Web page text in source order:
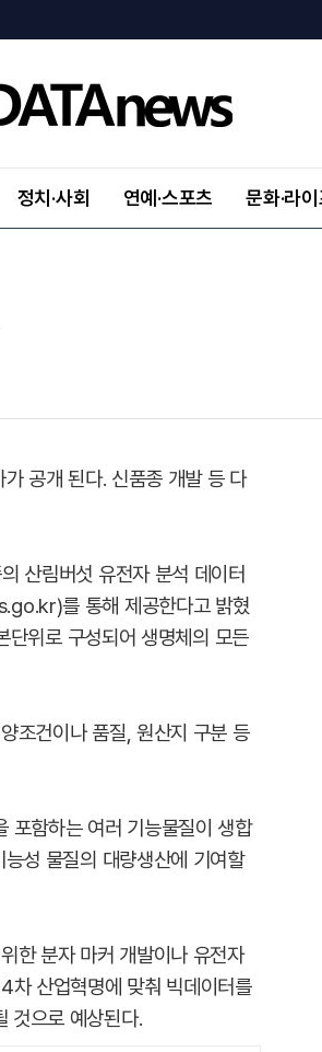
정치·사회 연예·스포츠 문화·라
공개 된다. 신품종 개발 등 다
산림버섯 유전자 분석 데이터
를 통해 제공한다고 밝혔
단위로 구성되어 생명체의 모든
조건이나 품질, 원산지 구분 등
포함하는 여러 기능물질이 생합
성 물질의 대량생산에 기여할
한 분자 마커 개발이나 유전자
차 산업혁명에 맞춰 빅데이터를
것으로 예상된다.